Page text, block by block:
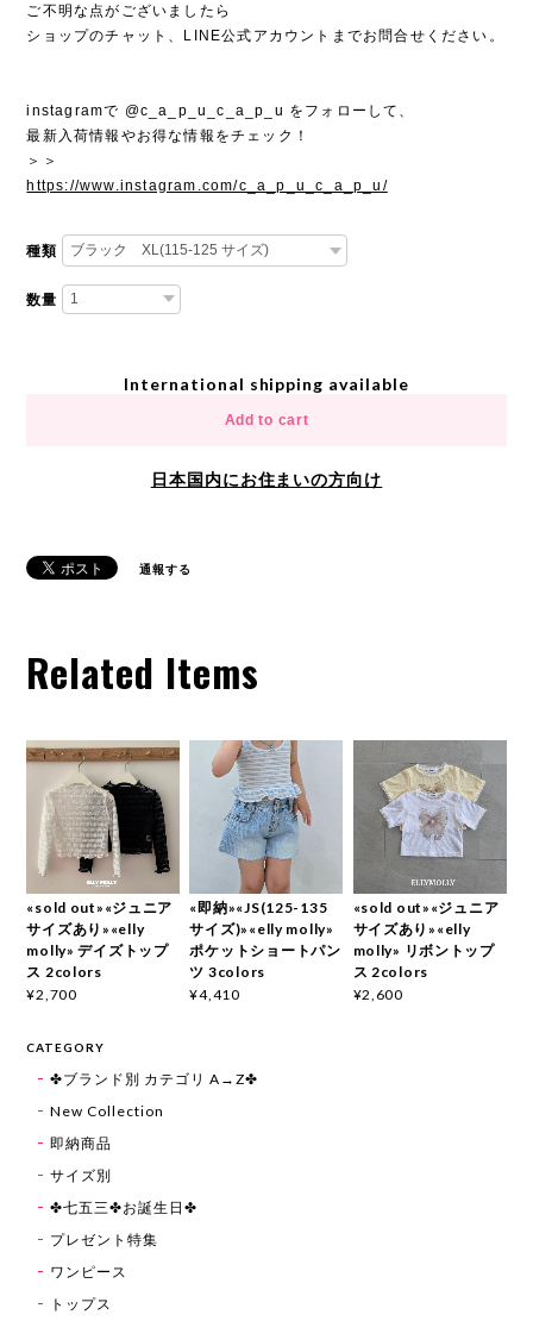
ご不明な点がございましたら
ショップのチャット、LINE公式アカウントまでお問合せください。
instagramで @c_a_p_u_c_a_p_u をフォローして、
最新入荷情報やお得な情報をチェック！
＞＞
https://www.instagram.com/c_a_p_u_c_a_p_u/
種類
数量
International shipping available
Add to cart
日本国内にお住まいの方向け
通報する
Related Items
«sold out»«ジュニア
サイズあり»«elly
molly» デイズトップ
ス 2colors
¥2,700
«即納»«JS(125-135
サイズ)»«elly molly»
ポケットショートパン
ツ 3colors
¥4,410
«sold out»«ジュニア
サイズあり»«elly
molly» リボントップ
ス 2colors
¥2,600
CATEGORY
✤ブランド別 カテゴリ A→Z✤
New Collection
即納商品
サイズ別
✤七五三✤お誕生日✤
プレゼント特集
ワンピース
トップス